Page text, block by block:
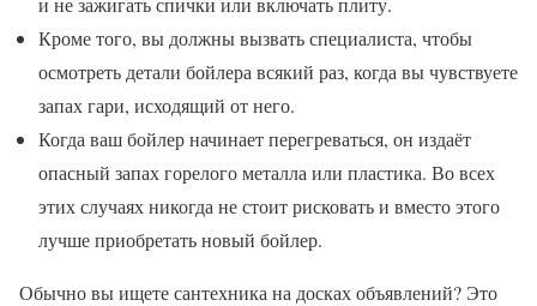
Кроме того, вы должны вызвать специалиста, чтобы
осмотреть детали бойлера всякий раз, когда вы чувствуете
запах гари, исходящий от него.
Когда ваш бойлер начинает перегреваться, он издаёт
опасный запах горелого металла или пластика. Во всех
этих случаях никогда не стоит рисковать и вместо этого
лучше приобретать новый бойлер.
Обычно вы ищете сантехника на досках объявлений? Это